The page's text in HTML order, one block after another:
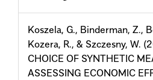
Details
Koszela, G., Binderman, Z.,
Kozera, R., & Szczesny, W.
CHOICE OF SYNTHETIC
ASSESSING ECONOMIC